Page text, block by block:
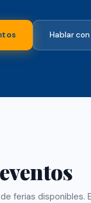
Hablar
ferias disponibles.